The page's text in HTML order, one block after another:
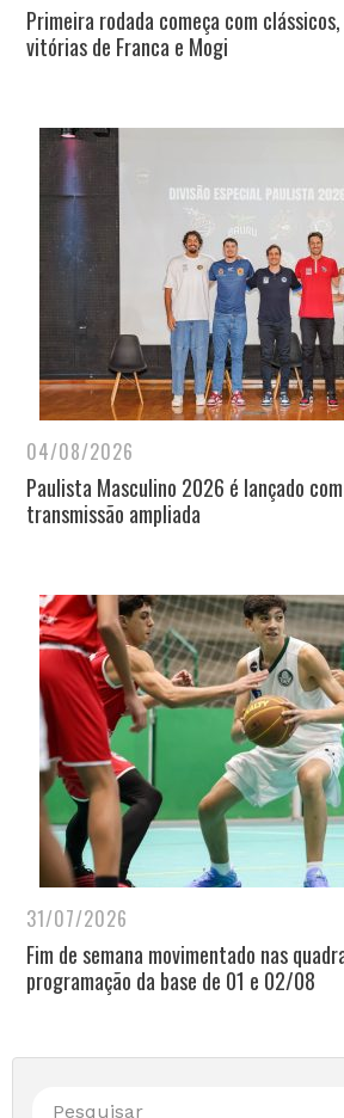
Primeira rodada começa com
vitórias de Franca e Mogi
04/08/2026
Paulista Masculino 2026 é lançado
transmissão ampliada
31/07/2026
Fim de semana movimentado nas
programação da base de 01 e 02/08